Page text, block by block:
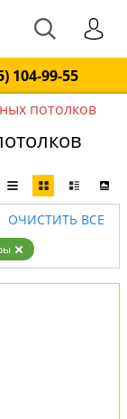
104-99-55
потолков
ОЧИСТИТЬ ВСЕ